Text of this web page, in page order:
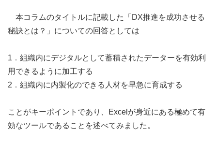
本コラムのタイトルに記載した「DX推進を成功させる
秘訣とは？」についての回答としては
1．組織内にデジタルとして蓄積されたデーターを有効利
用できるように加工する
2．組織内に内製化のできる人材を早急に育成する
ことがキーポイントであり、Excelが身近にある極めて有
効なツールであることを述べてみました。